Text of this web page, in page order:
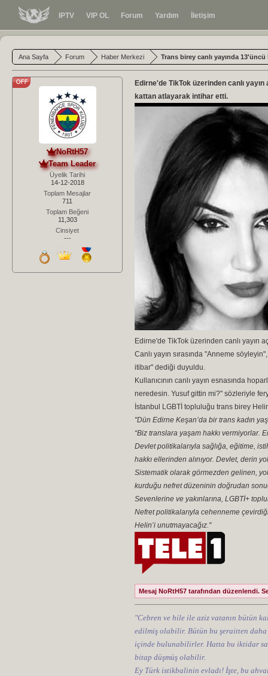
IPTV VIP OL Forum Yardım İletişim
Ana Sayfa Forum Haber Merkezi Trans birey canlı yayında
NoRtH57
Team Leader
Üyelik Tarihi
14-12-2018
Toplam Mesajlar
711
Toplam Beğeni
11,303
Cinsiyet
---
Edirne'de TikTok üzerinden canlı
kattan atlayarak intihar etti.
Edirne'de TikTok üzerinden canlı yayın
Canlı yayın sırasında "Anneme
itibar" dediği duyuldu.
Kullanıcının canlı yayın esnasında
neredesin. Yusuf gittin mi?" sözleriyle
İstanbul LGBTİ topluluğu trans birey
"Dün Edirne Keşan’da bir trans kadın
“Biz translara yaşam hakkı vermiyorlar.
Devlet politikalarıyla sağlığa, eğitime,
hakkı ellerinden alınıyor. Devlet, derin
Sistematik olarak görmezden gelinen,
kurduğu nefret düzeninin doğrudan
Sevenlerine ve yakınlarına, LGBTİ+
Nefret politikalarıyla cehenneme
Helin’i unutmayacağız."
Mesaj NoRtH57 tarafından düzenlendi.
"Cebren ve hile ile aziz vatanın bütün
edilmiş olabilir. Bütün bu şeraitten
içinde bulunabilirler. Hatta bu iktidar
bitap düşmüş olabilir.
Ey Türk istikbalinin evladı! İşte, bu